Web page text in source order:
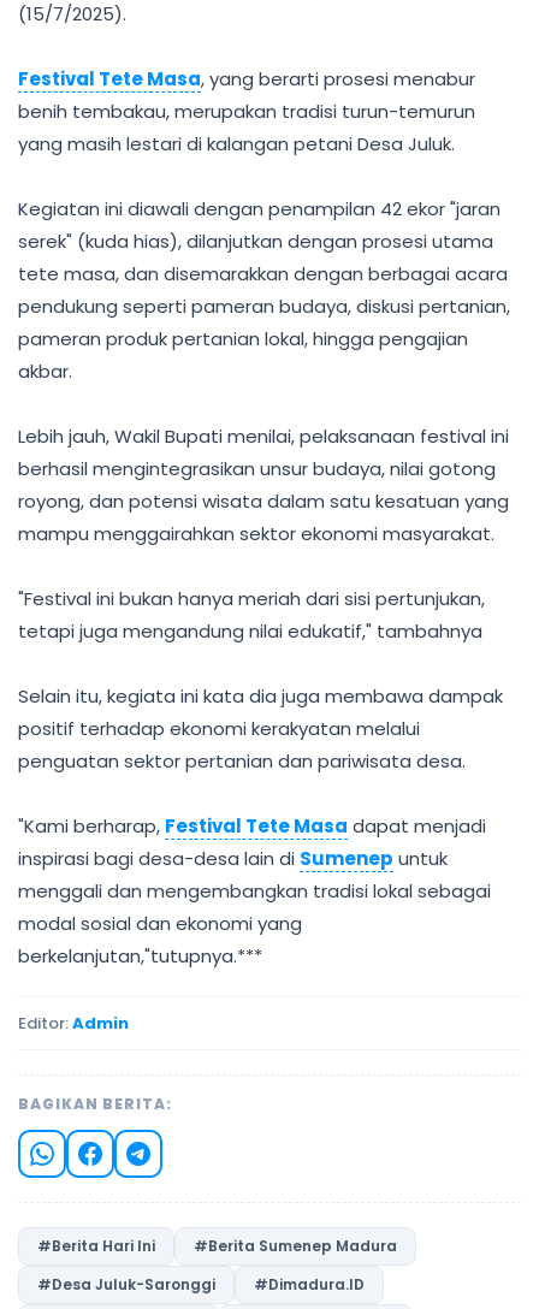
(15/7/2025).
Festival Tete Masa, yang berarti prosesi menabur
benih tembakau, merupakan tradisi turun-temurun
yang masih lestari di kalangan petani Desa Juluk.
Kegiatan ini diawali dengan penampilan 42 ekor "jaran
serek" (kuda hias), dilanjutkan dengan prosesi utama
tete masa, dan disemarakkan dengan berbagai acara
pendukung seperti pameran budaya, diskusi pertanian,
pameran produk pertanian lokal, hingga pengajian
akbar.
Lebih jauh, Wakil Bupati menilai, pelaksanaan festival ini
berhasil mengintegrasikan unsur budaya, nilai gotong
royong, dan potensi wisata dalam satu kesatuan yang
mampu menggairahkan sektor ekonomi masyarakat.
"Festival ini bukan hanya meriah dari sisi pertunjukan,
tetapi juga mengandung nilai edukatif," tambahnya
Selain itu, kegiata ini kata dia juga membawa dampak
positif terhadap ekonomi kerakyatan melalui
penguatan sektor pertanian dan pariwisata desa.
"Kami berharap, Festival Tete Masa dapat menjadi
inspirasi bagi desa-desa lain di Sumenep untuk
menggali dan mengembangkan tradisi lokal sebagai
modal sosial dan ekonomi yang
berkelanjutan,"tutupnya.***
Editor:Admin
BAGIKAN BERITA:
#Berita Hari Ini
#Berita Sumenep Madura
#Desa Juluk-Saronggi
#Dimadura.ID